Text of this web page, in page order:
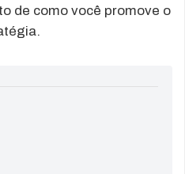
de como você promove o